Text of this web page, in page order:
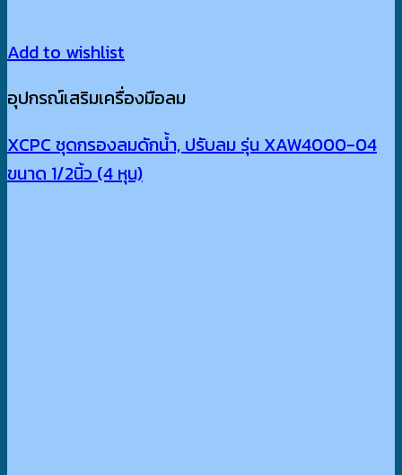
Add to wishlist
อุปกรณ์เสริมเครื่องมือลม
XCPC ชุดกรองลมดักน้ำ, ปรับลม รุ่น XAW4000-04
ขนาด 1/2นิ้ว (4 หุน)